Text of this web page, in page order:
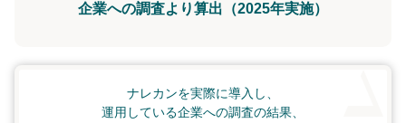
企業への調査より算出（2025年実施）
ナレカンを実際に導入し、
運用している企業への調査の結果、